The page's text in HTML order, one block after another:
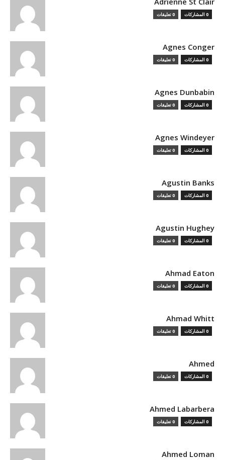
0 المشاركات 0 تعليقات
Agnes Conger
0 المشاركات 0 تعليقات
Agnes Dunbabin
0 المشاركات 0 تعليقات
Agnes Windeyer
0 المشاركات 0 تعليقات
Agustin Banks
0 المشاركات 0 تعليقات
Agustin Hughey
0 المشاركات 0 تعليقات
Ahmad Eaton
0 المشاركات 0 تعليقات
Ahmad Whitt
0 المشاركات 0 تعليقات
Ahmed
0 المشاركات 0 تعليقات
Ahmed Labarbera
0 المشاركات 0 تعليقات
Ahmed Loman